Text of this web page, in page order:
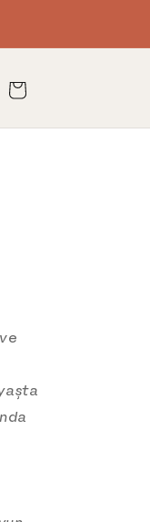
Sepet